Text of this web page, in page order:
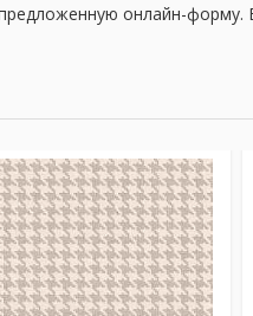
онлайн-форму.